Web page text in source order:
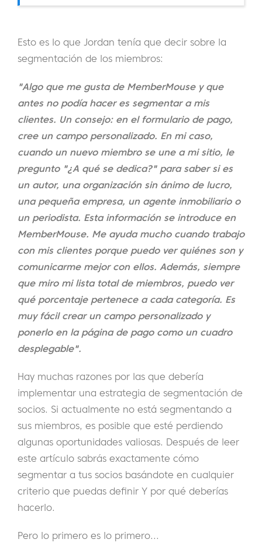
Esto es lo que Jordan tenía que decir sobre la
segmentación de los miembros:
"Algo que me gusta de MemberMouse y que
antes no podía hacer es segmentar a mis
clientes. Un consejo: en el formulario de pago,
cree un campo personalizado. En mi caso,
cuando un nuevo miembro se une a mi sitio, le
pregunto "¿A qué se dedica?" para saber si es
un autor, una organización sin ánimo de lucro,
una pequeña empresa, un agente inmobiliario o
un periodista. Esta información se introduce en
MemberMouse. Me ayuda mucho cuando trabajo
con mis clientes porque puedo ver quiénes son y
comunicarme mejor con ellos. Además, siempre
que miro mi lista total de miembros, puedo ver
qué porcentaje pertenece a cada categoría. Es
muy fácil crear un campo personalizado y
ponerlo en la página de pago como un cuadro
desplegable".
Hay muchas razones por las que debería
implementar una estrategia de segmentación de
socios. Si actualmente no está segmentando a
sus miembros, es posible que esté perdiendo
algunas oportunidades valiosas. Después de leer
este artículo sabrás exactamente cómo
segmentar a tus socios basándote en cualquier
criterio que puedas definir Y por qué deberías
hacerlo.
Pero lo primero es lo primero...